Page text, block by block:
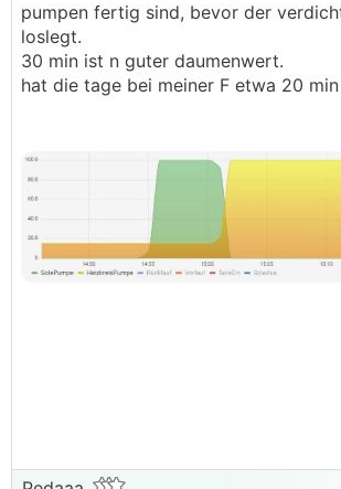
pumpen fertig sind, bevor der
loslegt.
30 min ist n guter daumenwert.
hat die tage bei meiner F etwa 20